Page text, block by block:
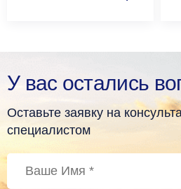
У вас остались
Оставьте заявку на
специалистом